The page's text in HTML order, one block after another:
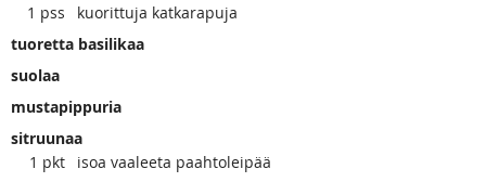
1 pss
kuorittuja katkarapuja
tuoretta basilikaa
suolaa
mustapippuria
sitruunaa
1 pkt isoa vaaleeta paahtoleipää